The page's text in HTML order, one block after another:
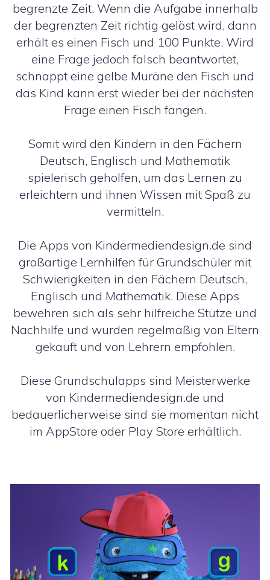
begrenzte Zeit. Wenn die Aufgabe innerhalb
der begrenzten Zeit richtig gelöst wird, dann
erhält es einen Fisch und 100 Punkte. Wird
eine Frage jedoch falsch beantwortet,
schnappt eine gelbe Muräne den Fisch und
das Kind kann erst wieder bei der nächsten
Frage einen Fisch fangen.
Somit wird den Kindern in den Fächern
Deutsch, Englisch und Mathematik
spielerisch geholfen, um das Lernen zu
erleichtern und ihnen Wissen mit Spaß zu
vermitteln.
Die Apps von Kindermediendesign.de sind
großartige Lernhilfen für Grundschüler mit
Schwierigkeiten in den Fächern Deutsch,
Englisch und Mathematik. Diese Apps
bewehren sich als sehr hilfreiche Stütze und
Nachhilfe und wurden regelmäßig von Eltern
gekauft und von Lehrern empfohlen.
Diese Grundschulapps sind Meisterwerke
von Kindermediendesign.de und
bedauerlicherweise sind sie momentan nicht
im AppStore oder Play Store erhältlich.